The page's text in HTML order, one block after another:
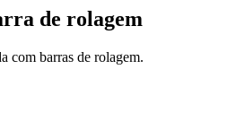
de rolagem
com barras de rolagem.